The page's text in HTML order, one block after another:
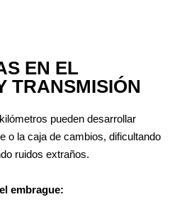
EN EL
TRANSMISIÓN
pueden desarrollar
o la caja de cambios, dificultando
ruidos extraños.
embrague: